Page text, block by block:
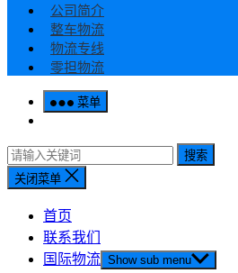
公司简介
整车物流
物流专线
零担物流
菜单
搜索
关闭菜单
首页
联系我们
国际物流 Show sub menu